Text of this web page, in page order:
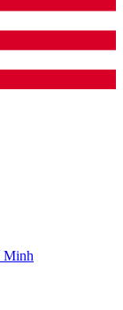
Minh